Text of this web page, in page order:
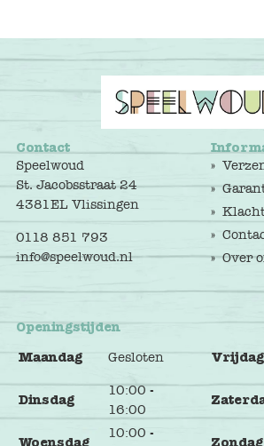
Contact
Speelwoud
St. Jacobsstraat 24
4381EL Vlissingen
0118 851 793
info@speelwoud.nl
Over
Openingstijden
Maandag
Gesloten Vrijdag
Dinsdag
10:00 -
16:00
Woensdag
10:00 -
Zondag